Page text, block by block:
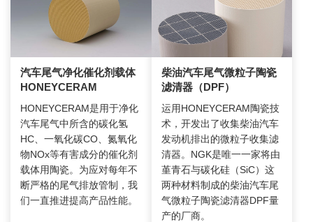
汽车尾气净化催化剂载体
HONEYCERAM
HONEYCERAM是用于净化
汽车尾气中所含的碳化氢
HC、一氧化碳CO、氮氧化
物NOx等有害成分的催化剂
载体用陶瓷。为应对每年不
断严格的尾气排放管制，我
们一直推进提高产品性能。
柴油汽车尾气微粒子陶瓷
滤清器（DPF）
运用HONEYCERAM陶瓷技
术，开发出了收集柴油汽车
发动机排出的微粒子收集滤
清器。NGK是唯一一家将由
堇青石与碳化硅（SiC）这
两种材料制成的柴油汽车尾
气微粒子陶瓷滤清器DPF量
产的厂商。